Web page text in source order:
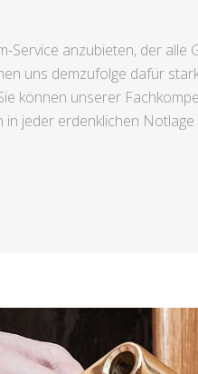
anzubieten, der
uns demzufolge dafür
können unserer
jeder erdenklichen Notlage